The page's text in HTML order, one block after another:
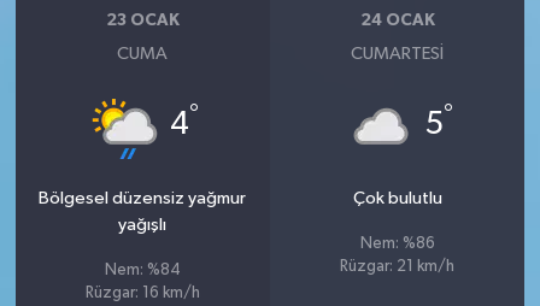
23 OCAK
CUMA
4°
Bölgesel düzensiz yağmur
yağışlı
Nem: %84
Rüzgar: 16 km/h
24 OCAK
CUMARTESI
5°
Çok bulutlu
Nem: %86
Rüzgar: 21 km/h